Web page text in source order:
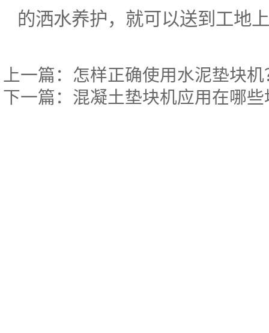
的洒水养护，就可以送到工地
上一篇： 怎样正确使用水泥垫块
下一篇： 混凝土垫块机应用在哪